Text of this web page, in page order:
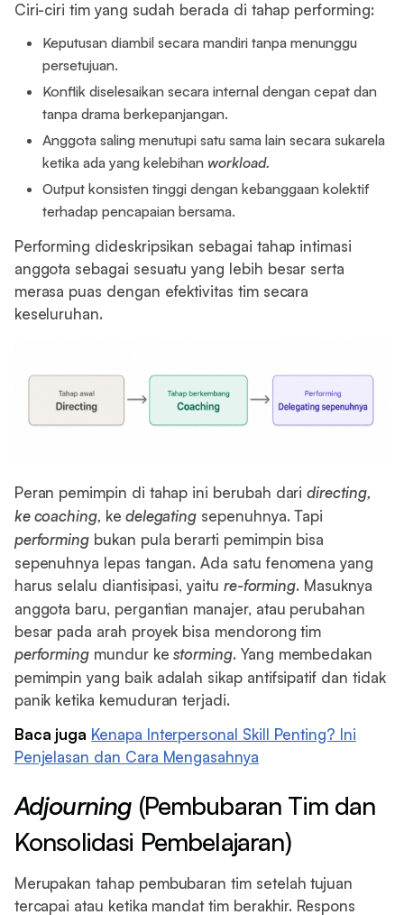
Ciri-ciri tim yang sudah berada di tahap performing:
Keputusan diambil secara mandiri tanpa menunggu
persetujuan.
Konflik diselesaikan secara internal dengan cepat dan
tanpa drama berkepanjangan.
Anggota saling menutupi satu sama lain secara sukarela
ketika ada yang kelebihan workload.
Output konsisten tinggi dengan kebanggaan kolektif
terhadap pencapaian bersama.
Performing dideskripsikan sebagai tahap intimasi
anggota sebagai sesuatu yang lebih besar serta
merasa puas dengan efektivitas tim secara
keseluruhan.
Peran pemimpin di tahap ini berubah daridirecting,
ke coaching, ke delegating sepenuhnya. Tapi
performing bukan pula berarti pemimpin bisa
sepenuhnya lepas tangan. Ada satu fenomena yang
harus selalu diantisipasi, yaitu re-forming. Masuknya
anggota baru, pergantian manajer, atau perubahan
besar pada arah proyek bisa mendorong tim
performing mundur kestorming. Yang membedakan
pemimpin yang baik adalah sikap antifsipatif dan tidak
panik ketika kemuduran terjadi.
Baca juga Kenapa Interpersonal Skill Penting? Ini
Penjelasan dan Cara Mengasahnya
Adjourning (Pembubaran Tim dan
Konsolidasi Pembelajaran)
Merupakan tahap pembubaran tim setelah tujuan
tercapai atau ketika mandat tim berakhir. Respons